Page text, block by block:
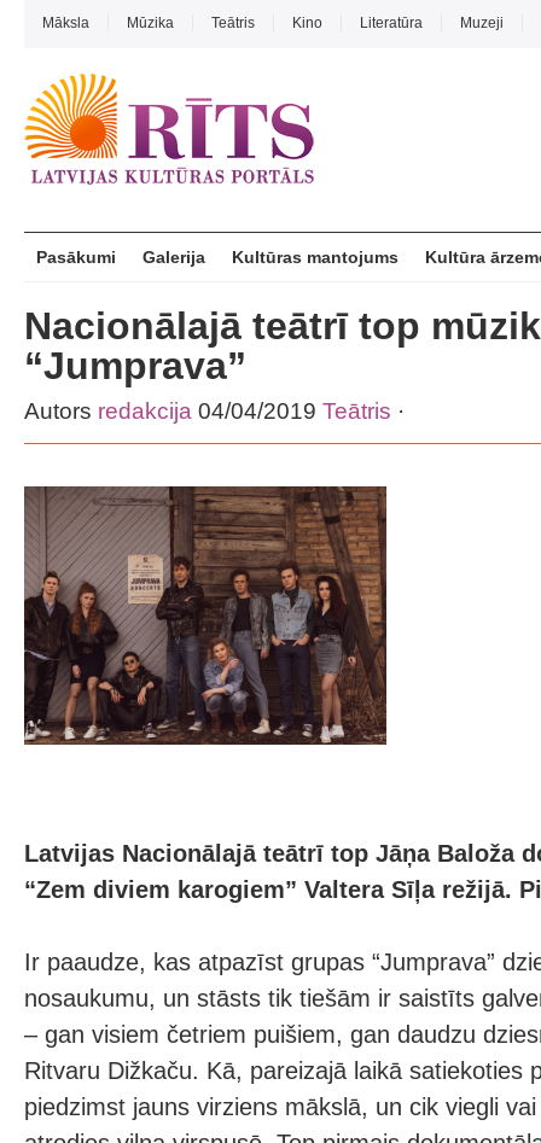
Māksla Mūzika Teātris Kino Literatūra Muzeji
Pasākumi Galerija Kultūras mantojums Kultūra
Nacionālajā teātrī top
“Jumprava”
Autors redakcija 04/04/2019 Teātris ·
Latvijas Nacionālajā teātrī top Jāņa Baloža
“Zem diviem karogiem” Valtera Sīļa režijā.
Ir paaudze, kas atpazīst grupas “Jumprava”
nosaukumu, un stāsts tik tiešām ir saistīts
– gan visiem četriem puišiem, gan daudzu
Ritvaru Dižkaču. Kā, pareizajā laikā satiekoties
piedzimst jauns virziens mākslā, un cik viegli